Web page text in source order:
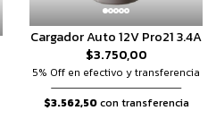
Cargador Auto 12V Pro21 3.4A
$3.750,00
5% Off en efectivo y transferencia
$3.562,50con transferencia